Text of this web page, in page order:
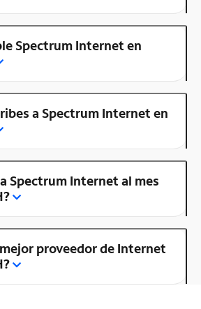
Spectrum Internet en
a Spectrum Internet en
Spectrum Internet al mes
proveedor de Internet